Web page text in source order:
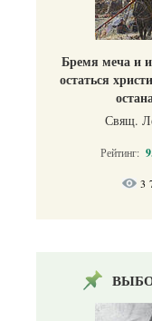
Бремя меча и
остаться
Свящ.
Рейтинг:
3